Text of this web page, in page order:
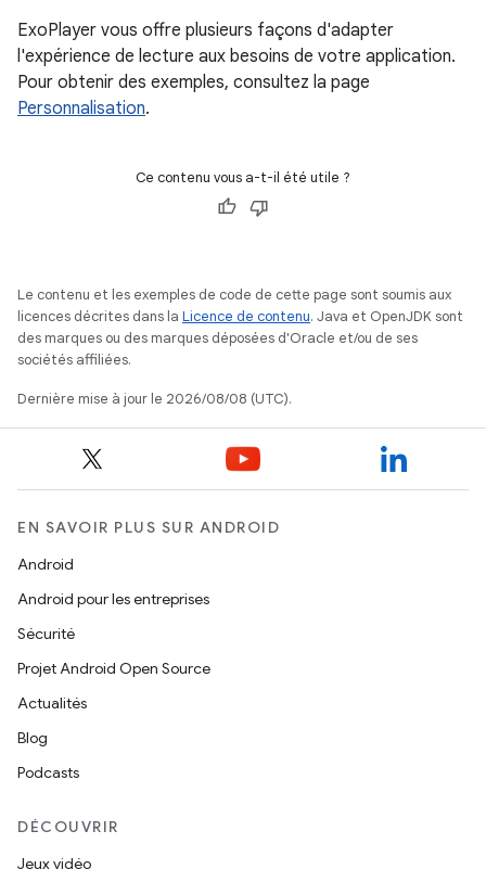
ExoPlayer vous offre plusieurs façons d'adapter
l'expérience de lecture aux besoins de votre application.
Pour obtenir des exemples, consultez la page
Personnalisation.
Ce contenu vous a-t-il été utile ?
Le contenu et les exemples de code de cette page sont soumis aux
licences décrites dans la Licence de contenu. Java et OpenJDK sont
des marques ou des marques déposées d'Oracle et/ou de ses
sociétés affiliées.
Dernière mise à jour le 2026/08/08 (UTC).
EN SAVOIR PLUS SUR ANDROID
Android
Android pour les entreprises
Sécurité
Projet Android Open Source
Actualités
Blog
Podcasts
DÉCOUVRIR
Jeux vidéo